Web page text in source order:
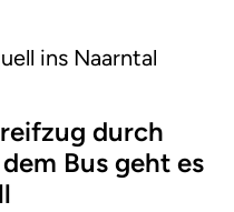
ins Naarntal
durch
Bus geht es